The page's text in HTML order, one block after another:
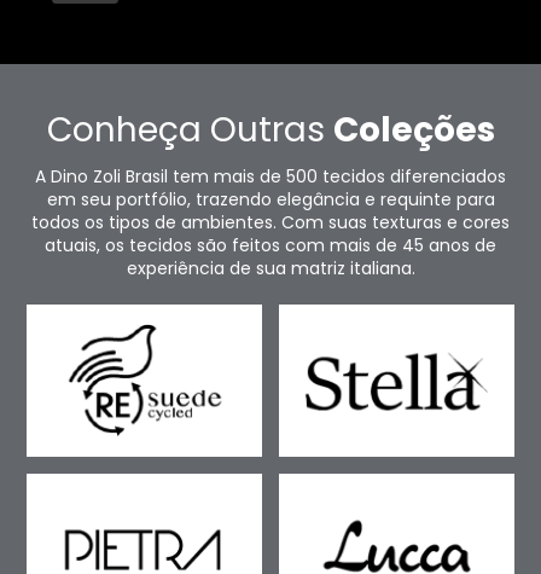
Conheça Outras Coleções
A Dino Zoli Brasil tem mais de 500 tecidos diferenciados
em seu portfólio, trazendo elegância e requinte para
todos os tipos de ambientes. Com suas texturas e cores
atuais, os tecidos são feitos com mais de 45 anos de
experiência de sua matriz italiana.